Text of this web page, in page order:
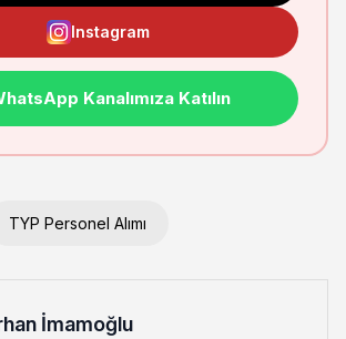
Instagram
Kanalımıza Katılın
TYP Personel Alımı
İmamoğlu